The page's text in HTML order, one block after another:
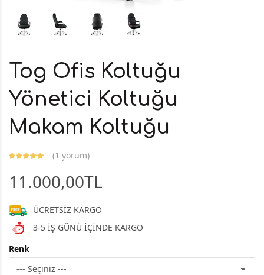
Tog Ofis Koltuğu
Yönetici Koltuğu
Makam Koltuğu
(1 yorum)
11.000,00TL
ÜCRETSİZ KARGO
3-5 İŞ GÜNÜ İÇİNDE KARGO
Renk